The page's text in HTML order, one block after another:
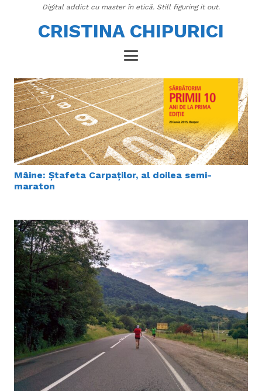
Digital addict cu master în etică. Still figuring it out.
CRISTINA CHIPURICI
Mâine: Ștafeta Carpaților, al doilea semi-
maraton